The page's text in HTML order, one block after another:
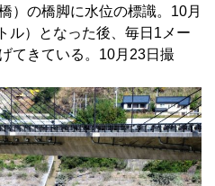
）の橋脚に水位の標識。10月
ル）となった後、毎日1メー
てきている。10月23日撮